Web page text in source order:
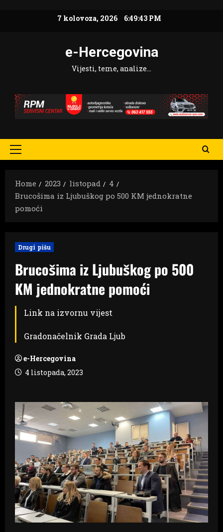
7 kolovoza, 2026 6:49:44 PM
e-Hercegovina
Vijesti, teme, analize…
Primary
Home
2023 listopad
4
Brucošima iz Ljubuškog po 500 KM jednokratne
pomoći
Drugi pišu
Brucošima iz Ljubuškog po 500
KM jednokratne pomoći
Link na izvornu vijest
Gradonačelnik Grada Ljub
e-Hercegovina
4 listopada, 2023